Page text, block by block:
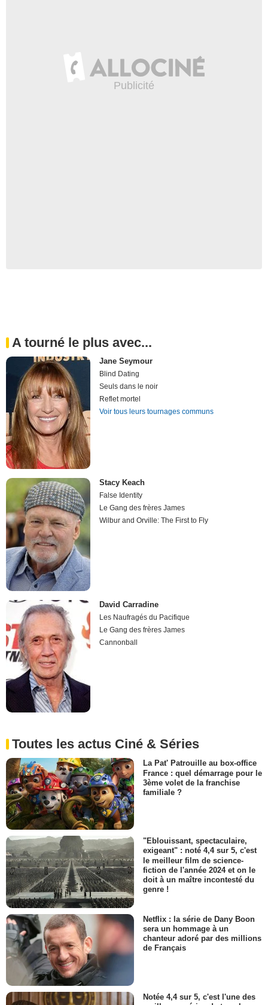
A tourné le plus avec...
Jane Seymour
Blind Dating
Seuls dans le noir
Reflet mortel
Voir tous leurs tournages communs
Stacy Keach
False Identity
Le Gang des frères James
Wilbur and Orville: The First to Fly
David Carradine
Les Naufragés du Pacifique
Le Gang des frères James
Cannonball
Toutes les actus Ciné & Séries
La Pat' Patrouille au box-office
France : quel démarrage pour le
3ème volet de la franchise
familiale ?
"Eblouissant, spectaculaire,
exigeant" : noté 4,4 sur 5, c'est
le meilleur film de science-
fiction de l'année 2024 et on le
doit à un maître incontesté du
genre !
Netflix : la série de Dany Boon
sera un hommage à un
chanteur adoré par des millions
de Français
Notée 4,4 sur 5, c'est l'une des